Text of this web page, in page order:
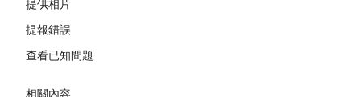
提供相片
提報錯誤
查看已知問題
相關內容